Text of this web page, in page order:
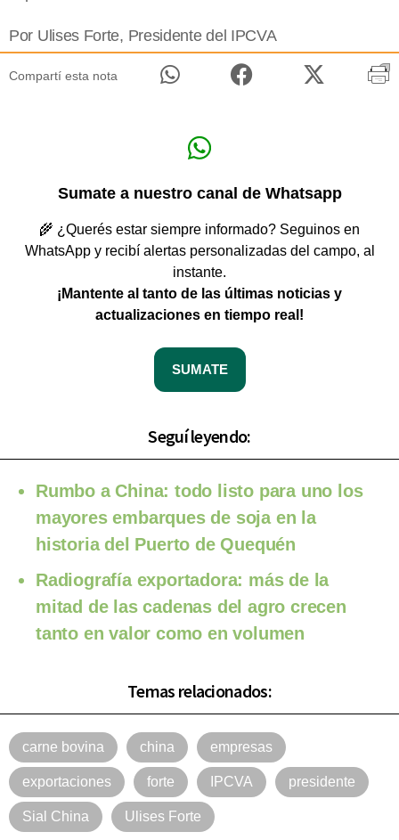
Por Ulises Forte, Presidente del IPCVA
Compartí esta nota
Sumate a nuestro canal de Whatsapp
🌾 ¿Querés estar siempre informado? Seguinos en
WhatsApp y recibí alertas personalizadas del campo, al
instante.
¡Mantente al tanto de las últimas noticias y
actualizaciones en tiempo real!
SUMATE
Seguí leyendo:
Rumbo a China: todo listo para uno los
mayores embarques de soja en la
historia del Puerto de Quequén
Radiografía exportadora: más de la
mitad de las cadenas del agro crecen
tanto en valor como en volumen
Temas relacionados:
carne bovina china empresas
exportaciones forte IPCVA presidente
Sial China Ulises Forte